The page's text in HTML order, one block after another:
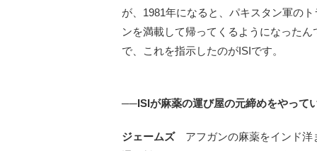
が、1981年になると、パキスタン軍の
ンを満載して帰ってくるようになった
で、これを指示したのがISIです。
──ISIが麻薬の運び屋の元締めをやって
ジェームズアフガンの麻薬をインド洋